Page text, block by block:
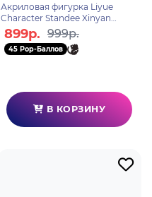
Акриловая фигурка Liyue
Character Standee Xinyan
6972957488108
899р. 999р.
45 Pop-Баллов
В КОРЗИНУ